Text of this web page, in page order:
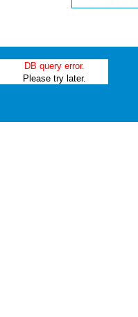
DB query error.
Please try later.